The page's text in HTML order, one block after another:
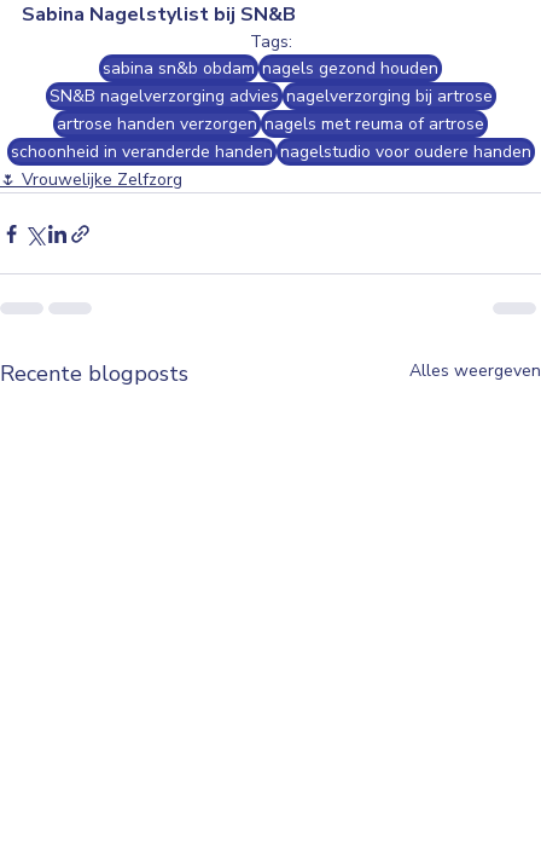
Sabina Nagelstylist bij SN&B
Tags:
sabina sn&b obdam nagels gezond houden
SN&B nagelverzorging advies nagelverzorging bij artrose
artrose handen verzorgen nagels met reuma of artrose
schoonheid in veranderde handen nagelstudio voor oudere handen
🌷 Vrouwelijke Zelfzorg
Recente blogposts Alles weergeven